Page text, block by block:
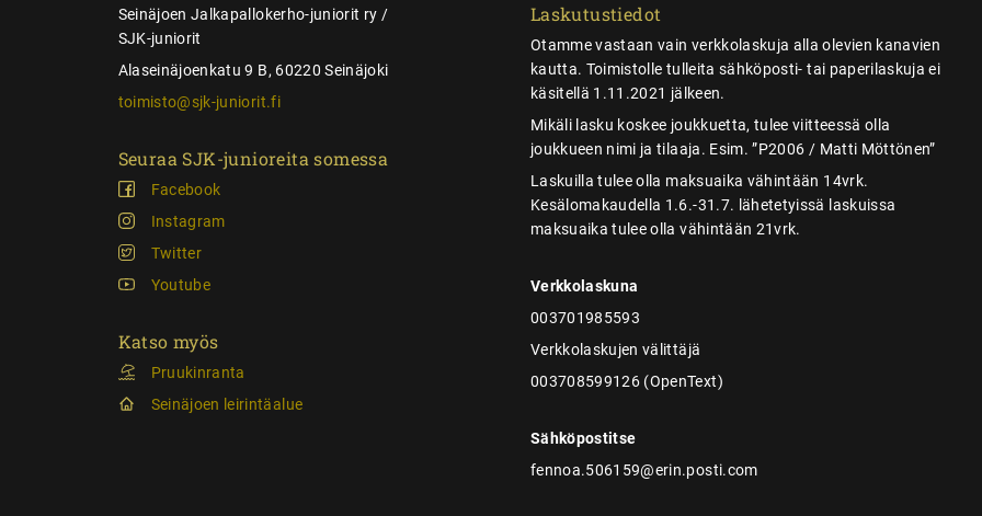
Seinäjoen Jalkapallokerho-juniorit ry /
SJK-juniorit
Alaseinäjoenkatu 9 B, 60220 Seinäjoki
toimisto@sjk-juniorit.fi
Seuraa SJK-junioreita somessa
Facebook
Instagram
Twitter
Youtube
Katso myös
Pruukinranta
Seinäjoen leirintäalue
Laskutustiedot
Otamme vastaan vain verkkolaskuja alla olevien kanavien
kautta. Toimistolle tulleita sähköposti- tai paperilaskuja ei
käsitellä 1.11.2021 jälkeen.
Mikäli lasku koskee joukkuetta, tulee viitteessä olla
joukkueen nimi ja tilaaja. Esim. ”P2006 / Matti Möttönen”
Laskuilla tulee olla maksuaika vähintään 14vrk.
Kesälomakaudella 1.6.-31.7. lähetetyissä laskuissa
maksuaika tulee olla vähintään 21vrk.
Verkkolaskuna
003701985593
Verkkolaskujen välittäjä
003708599126 (OpenText)
Sähköpostitse
fennoa.506159@erin.posti.com